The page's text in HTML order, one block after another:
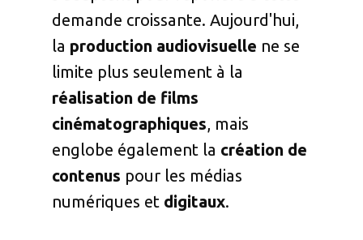
demande croissante. Aujourd'hui,
la production audiovisuelle ne se
limite plus seulement à la
réalisation de films
cinématographiques, mais
englobe également la création de
contenus pour les médias
numériques et digitaux.